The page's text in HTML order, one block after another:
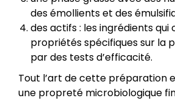
des émollients et des
des actifs : les ingrédients qui
propriétés spécifiques sur la
par des tests d’efficacité.
Tout l’art de cette préparation
une propreté microbiologique